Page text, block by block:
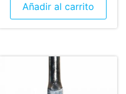
Añadir al carrito